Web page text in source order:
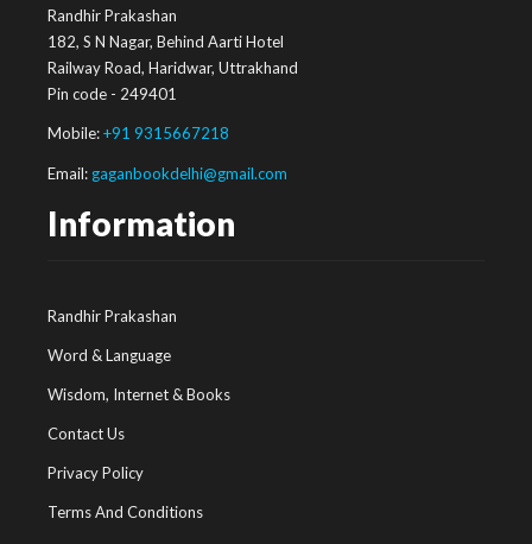
Randhir Prakashan
182, S N Nagar, Behind Aarti Hotel
Railway Road, Haridwar, Uttrakhand
Pin code - 249401
Mobile:+91 9315667218
Email: gaganbookdelhi@gmail.com
Information
Randhir Prakashan
Word & Language
Wisdom, Internet & Books
Contact Us
Privacy Policy
Terms And Conditions